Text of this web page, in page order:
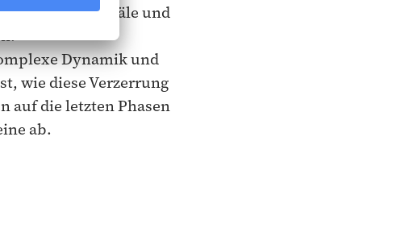
mehrere Kanäle und
Dynamik und
wie diese Verzerrung
auf die letzten Phasen
ab.